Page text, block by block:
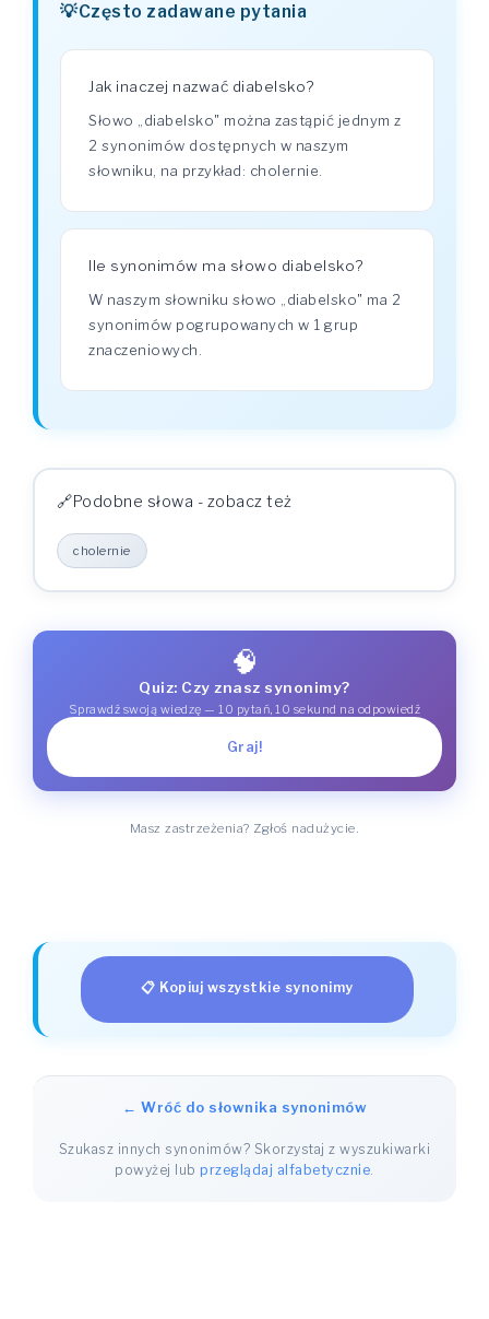
Często zadawane pytania
Jak inaczej nazwać diabelsko?
Słowo „diabelsko" można zastąpić jednym z
2 synonimów dostępnych w naszym
słowniku, na przykład: cholernie.
Ile synonimów ma słowo diabelsko?
W naszym słowniku słowo „diabelsko" ma 2
synonimów pogrupowanych w 1 grup
znaczeniowych.
Podobne słowa - zobacz też
cholernie
🧠
Quiz: Czy znasz synonimy?
Sprawdź swoją wiedzę — 10 pytań, 10 sekund na odpowiedź
Graj!
Masz zastrzeżenia? Zgłoś nadużycie.
📋 Kopiuj wszystkie synonimy
← Wróć do słownika synonimów
Szukasz innych synonimów? Skorzystaj z wyszukiwarki
powyżej lubprzeglądaj alfabetycznie